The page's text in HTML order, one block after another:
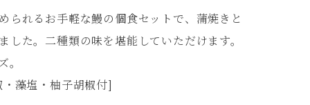
られるお手軽な鰻の個食セットで、蒲焼きと
した。二種類の味を堪能していただけます。
藻塩・柚子胡椒付]